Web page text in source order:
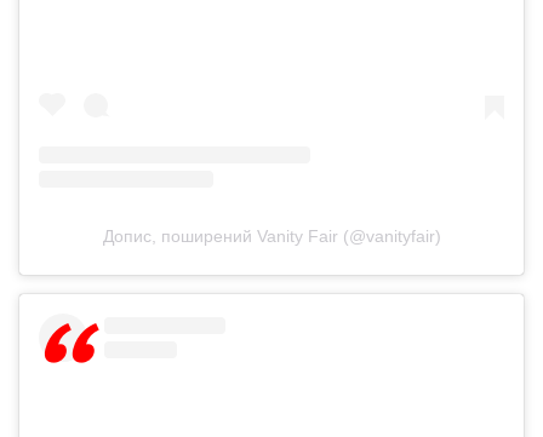
Допис, поширений Vanity Fair (@vanityfair)